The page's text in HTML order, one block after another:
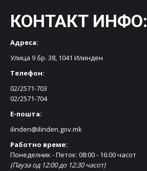
КОНТАКТ ИНФО:
Адреса:
Улица 9 бр. 38, 1041 Илинден
Телефон:
02/2571-703
02/2571-704
Е-пошта:
ilinden@ilinden.gov.mk
Работно време:
Понеделник - Петок: 08:00 - 16:00 часот
(Пауза од 12:00 до 12:30 часот)